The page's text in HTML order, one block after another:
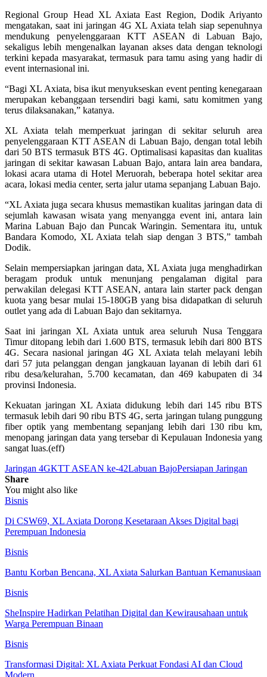
Regional Group Head XL Axiata East Region, Dodik Ariyanto
mengatakan, saat ini jaringan 4G XL Axiata telah siap sepenuhnya
mendukung penyelenggaraan KTT ASEAN di Labuan Bajo,
sekaligus lebih mengenalkan layanan akses data dengan teknologi
terkini kepada masyarakat, termasuk para tamu asing yang hadir di
event internasional ini.
“Bagi XL Axiata, bisa ikut menyukseskan event penting kenegaraan
merupakan kebanggaan tersendiri bagi kami, satu komitmen yang
terus dilaksanakan,” katanya.
XL Axiata telah memperkuat jaringan di sekitar seluruh area
penyelenggaraan KTT ASEAN di Labuan Bajo, dengan total lebih
dari 50 BTS termasuk BTS 4G. Optimalisasi kapasitas dan kualitas
jaringan di sekitar kawasan Labuan Bajo, antara lain area bandara,
lokasi acara utama di Hotel Meruorah, beberapa hotel sekitar area
acara, lokasi media center, serta jalur utama sepanjang Labuan Bajo.
“XL Axiata juga secara khusus memastikan kualitas jaringan data di
sejumlah kawasan wisata yang menyangga event ini, antara lain
Marina Labuan Bajo dan Puncak Waringin. Sementara itu, untuk
Bandara Komodo, XL Axiata telah siap dengan 3 BTS,” tambah
Dodik.
Selain mempersiapkan jaringan data, XL Axiata juga menghadirkan
beragam produk untuk menunjang pengalaman digital para
perwakilan delegasi KTT ASEAN, antara lain starter pack dengan
kuota yang besar mulai 15-180GB yang bisa didapatkan di seluruh
outlet yang ada di Labuan Bajo dan sekitarnya.
Saat ini jaringan XL Axiata untuk area seluruh Nusa Tenggara
Timur ditopang lebih dari 1.600 BTS, termasuk lebih dari 800 BTS
4G. Secara nasional jaringan 4G XL Axiata telah melayani lebih
dari 57 juta pelanggan dengan jangkauan layanan di lebih dari 61
ribu desa/kelurahan, 5.700 kecamatan, dan 469 kabupaten di 34
provinsi Indonesia.
Kekuatan jaringan XL Axiata didukung lebih dari 145 ribu BTS
termasuk lebih dari 90 ribu BTS 4G, serta jaringan tulang punggung
fiber optik yang membentang sepanjang lebih dari 130 ribu km,
menopang jaringan data yang tersebar di Kepulauan Indonesia yang
sangat luas.(eff)
Jaringan 4GKTT ASEAN ke-42Labuan BajoPersiapan Jaringan
Share
You might also like
Bisnis
Di CSW69, XL Axiata Dorong Kesetaraan Akses Digital bagi
Perempuan Indonesia
Bisnis
Bantu Korban Bencana, XL Axiata Salurkan Bantuan Kemanusiaan
Bisnis
SheInspire Hadirkan Pelatihan Digital dan Kewirausahaan untuk
Warga Perempuan Binaan
Bisnis
Transformasi Digital: XL Axiata Perkuat Fondasi AI dan Cloud
Modern